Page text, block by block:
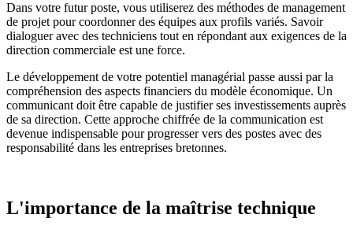
Dans votre futur poste, vous utiliserez des méthodes de management
de projet pour coordonner des équipes aux profils variés. Savoir
dialoguer avec des techniciens tout en répondant aux exigences de la
direction commerciale est une force.
Le développement de votre potentiel managérial passe aussi par la
compréhension des aspects financiers du modèle économique. Un
communicant doit être capable de justifier ses investissements auprès
de sa direction. Cette approche chiffrée de la communication est
devenue indispensable pour progresser vers des postes avec des
responsabilité dans les entreprises bretonnes.
L'importance de la maîtrise technique